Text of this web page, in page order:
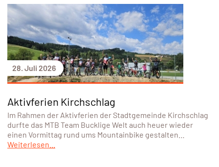
28. Juli 2026
Aktivferien Kirchschlag
Im Rahmen der Aktivferien der Stadtgemeinde Kirchschlag
durfte das MTB Team Bucklige Welt auch heuer wieder
einen Vormittag rund ums Mountainbike gestalten…
Weiterlesen...